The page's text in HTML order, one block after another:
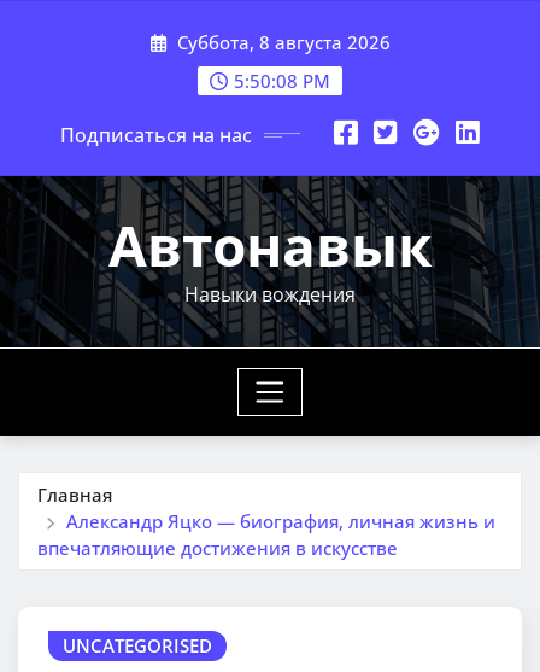
Суббота, 8 августа 2026
5:50:10 PM
Подписаться на нас
Автонавык
Навыки вождения
Главная
Александр Яцко — биография, личная жизнь и
впечатляющие достижения в искусстве
UNCATEGORISED